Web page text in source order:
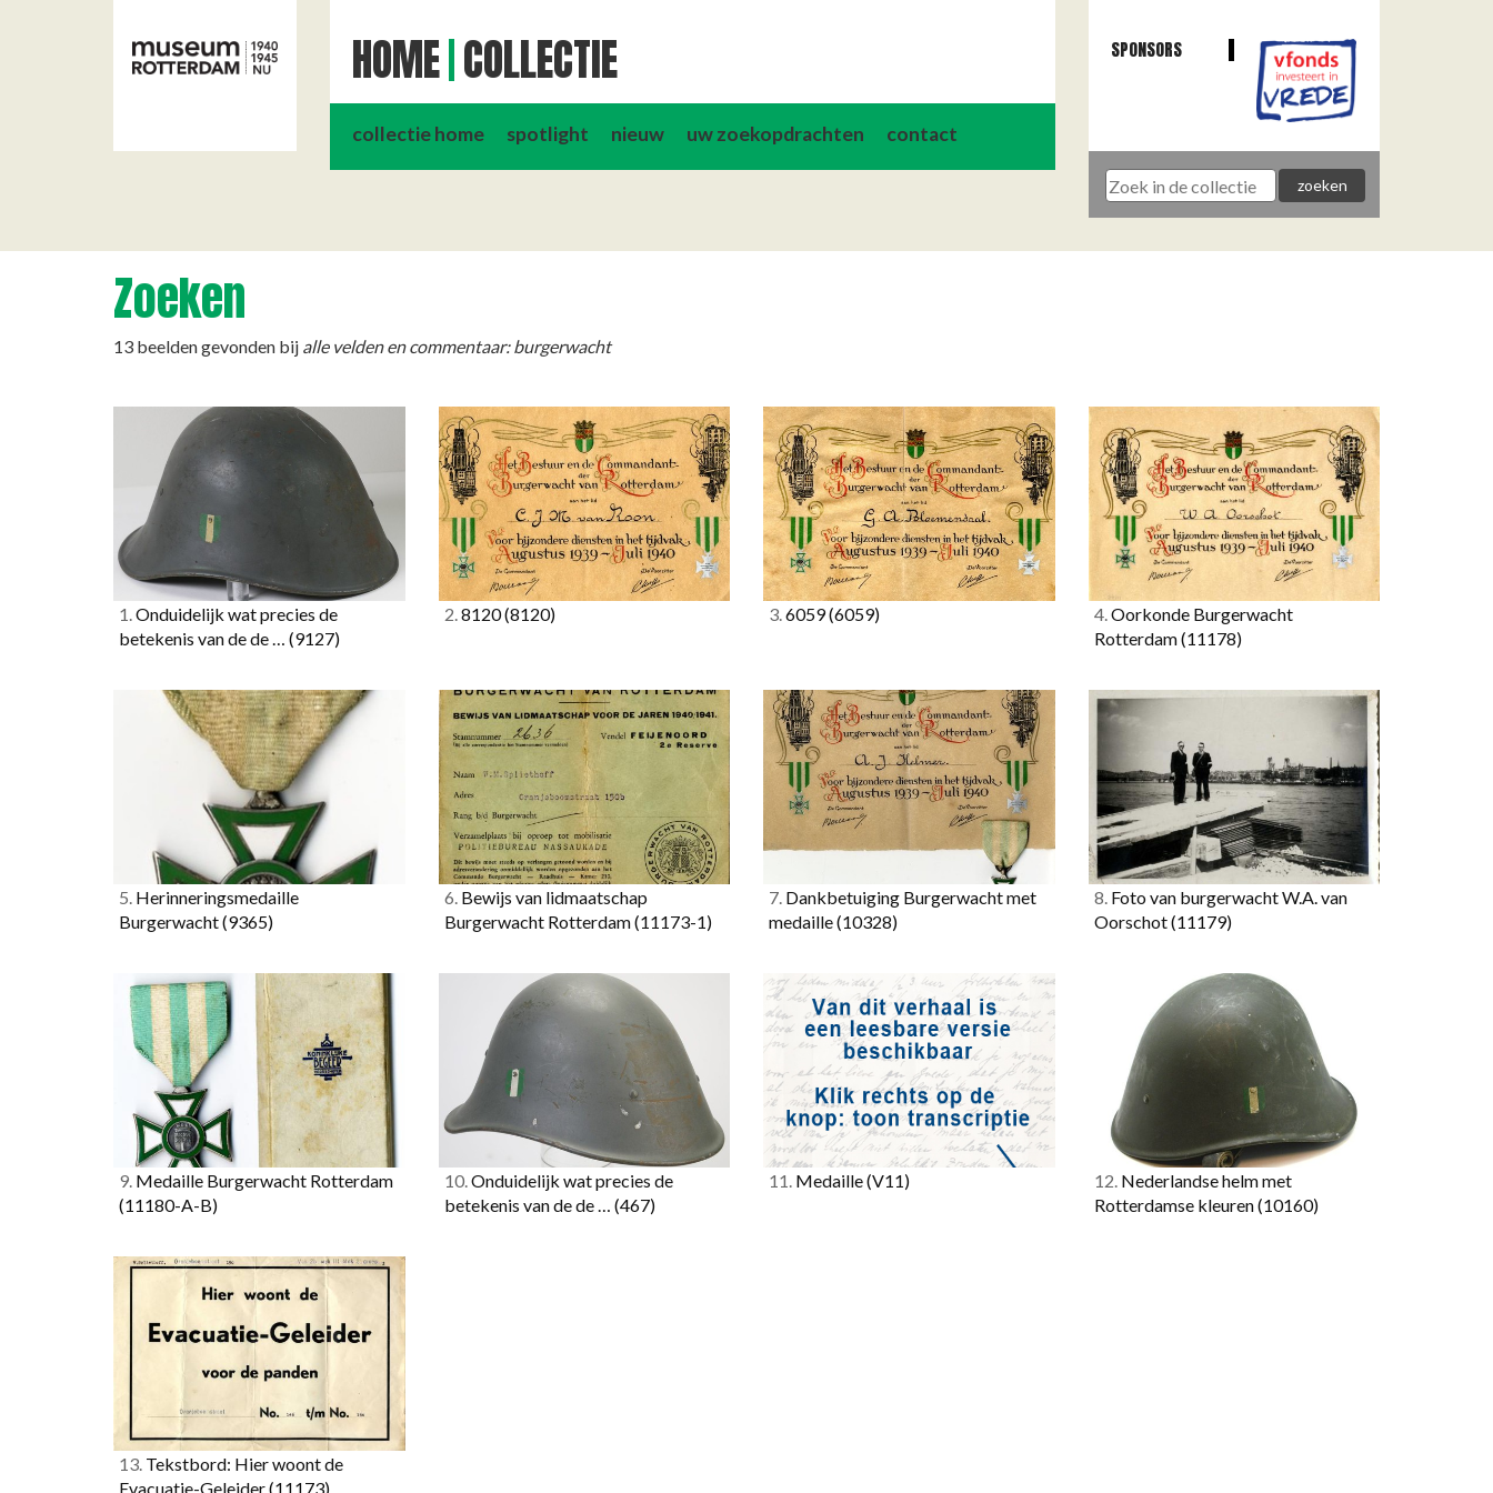
HOME COLLECTIE
collectie home spotlight nieuw uw zoekopdrachten contact
SPONSORS
Zoeken
13 beelden gevonden bij alle velden en commentaar: burgerwacht
1.Onduidelijk wat precies de
betekenis van de de … (9127)
2.8120(8120) 3.6059(6059) 4.Oorkonde Burgerwacht
Rotterdam(11178)
5. Herinneringsmedaille
Burgerwacht(9365)
6.Bewijs van lidmaatschap
Burgerwacht Rotterdam(11173-1)
7. Dankbetuiging Burgerwacht met
medaille(10328)
8.Foto van burgerwacht W.A. van
Oorschot(11179)
9. Medaille Burgerwacht Rotterdam
(11180-A-B)
10.Onduidelijk wat precies de
betekenis van de de … (467)
11. Medaille(V11) 12.Nederlandse helm met
Rotterdamse kleuren(10160)
13. Tekstbord: Hier woont de
Evacuatie-Geleider(11173)